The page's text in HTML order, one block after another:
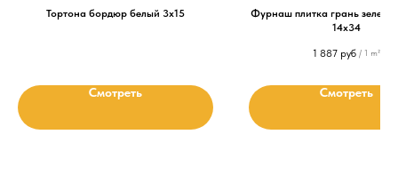
Тортона бордюр белый 3х15
Смотреть
Фурнаш плитка грань
14х34
1 887 руб / 1 m²
Смотреть